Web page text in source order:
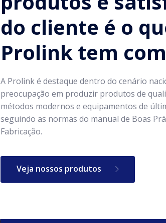
do cliente é o
Prolink tem
A Prolink é destaque dentro do cenário
preocupação em produzir produtos de
métodos modernos e equipamentos de
seguindo as normas do manual de Boas
Fabricação.
Veja nossos produtos